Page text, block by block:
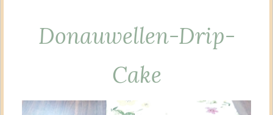
Donauwellen-Drip-
Cake